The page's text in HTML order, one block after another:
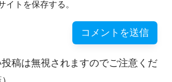
イトを保存する。
稿は無視されますのでご注意くだ